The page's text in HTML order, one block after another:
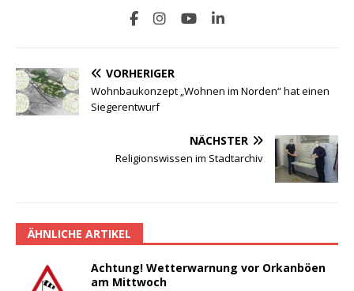
VORHERIGER
Wohnbaukonzept „Wohnen im Norden“ hat einen
Siegerentwurf
NÄCHSTER
Religionswissen im Stadtarchiv
ÄHNLICHE ARTIKEL
Achtung! Wetterwarnung vor Orkanböen
am Mittwoch